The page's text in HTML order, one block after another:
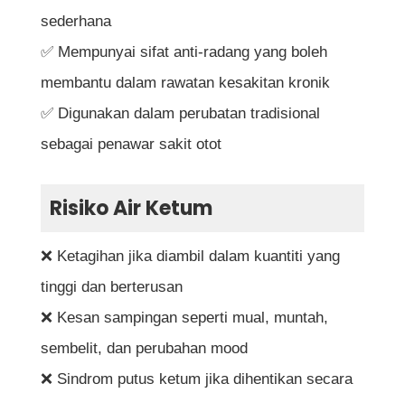
sederhana
✅ Mempunyai sifat anti-radang yang boleh
membantu dalam rawatan kesakitan kronik
✅ Digunakan dalam perubatan tradisional
sebagai penawar sakit otot
Risiko Air Ketum
❌ Ketagihan jika diambil dalam kuantiti yang
tinggi dan berterusan
❌ Kesan sampingan seperti mual, muntah,
sembelit, dan perubahan mood
❌ Sindrom putus ketum jika dihentikan secara